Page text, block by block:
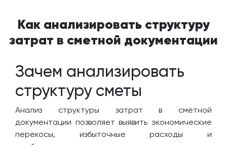
Как анализировать структуру
затрат в сметной документации
Зачем анализировать
структуру сметы
Анализ структуры затрат в сметной
документации позволяет выявить экономические
перекосы, избыточные расходы и